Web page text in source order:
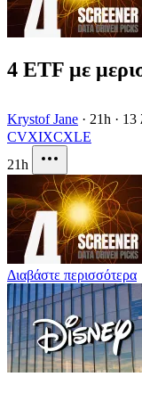
4 ETF με
Krystof Jane · 21h · 13
CVXIXCXLE
21h
Διαβάστε περισσότερα